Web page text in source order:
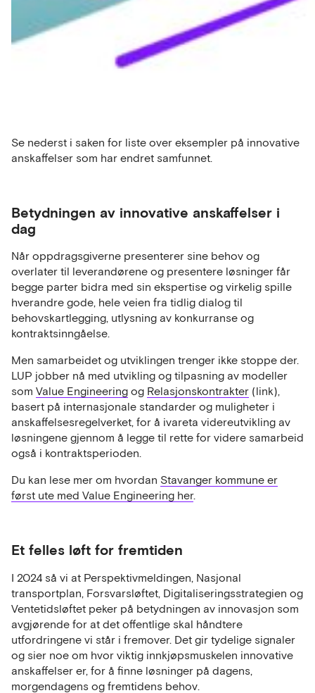
Se nederst i saken for liste over eksempler på innovative
anskaffelser som har endret samfunnet.
Betydningen av innovative anskaffelser i
dag
Når oppdragsgiverne presenterer sine behov og
overlater til leverandørene og presentere løsninger får
begge parter bidra med sin ekspertise og virkelig spille
hverandre gode, hele veien fra tidlig dialog til
behovskartlegging, utlysning av konkurranse og
kontraktsinngåelse.
Men samarbeidet og utviklingen trenger ikke stoppe der.
LUP jobber nå med utvikling og tilpasning av modeller
som Value Engineering og Relasjonskontrakter (link),
basert på internasjonale standarder og muligheter i
anskaffelsesregelverket, for å ivareta videreutvikling av
løsningene gjennom å legge til rette for videre samarbeid
også i kontraktsperioden.
Du kan lese mer om hvordan Stavanger kommune er
først ute med Value Engineering her.
Et felles løft for fremtiden
I 2024 så vi at Perspektivmeldingen, Nasjonal
transportplan, Forsvarsløftet, Digitaliseringsstrategien og
Ventetidsløftet peker på betydningen av innovasjon som
avgjørende for at det offentlige skal håndtere
utfordringene vi står i fremover. Det gir tydelige signaler
og sier noe om hvor viktig innkjøpsmuskelen innovative
anskaffelser er, for å finne løsninger på dagens,
morgendagens og fremtidens behov.